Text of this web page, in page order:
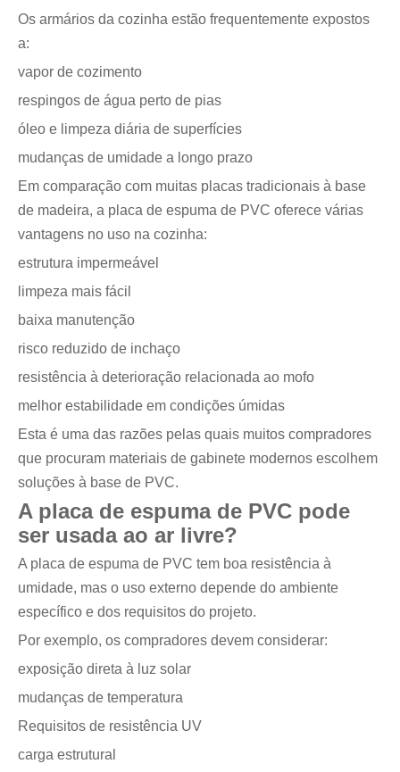
Os armários da cozinha estão frequentemente expostos
a:
vapor de cozimento
respingos de água perto de pias
óleo e limpeza diária de superfícies
mudanças de umidade a longo prazo
Em comparação com muitas placas tradicionais à base
de madeira, a placa de espuma de PVC oferece várias
vantagens no uso na cozinha:
estrutura impermeável
limpeza mais fácil
baixa manutenção
risco reduzido de inchaço
resistência à deterioração relacionada ao mofo
melhor estabilidade em condições úmidas
Esta é uma das razões pelas quais muitos compradores
que procuram materiais de gabinete modernos escolhem
soluções à base de PVC.
A placa de espuma de PVC pode
ser usada ao ar livre?
A placa de espuma de PVC tem boa resistência à
umidade, mas o uso externo depende do ambiente
específico e dos requisitos do projeto.
Por exemplo, os compradores devem considerar:
exposição direta à luz solar
mudanças de temperatura
Requisitos de resistência UV
carga estrutural